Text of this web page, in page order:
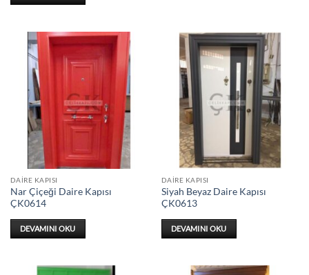
DAIRE KAPISI
Nar Çiçeği Daire Kapısı
ÇK0614
DEVAMINI OKU
DAIRE KAPISI
Siyah Beyaz Daire Kapısı
ÇK0613
DEVAMINI OKU